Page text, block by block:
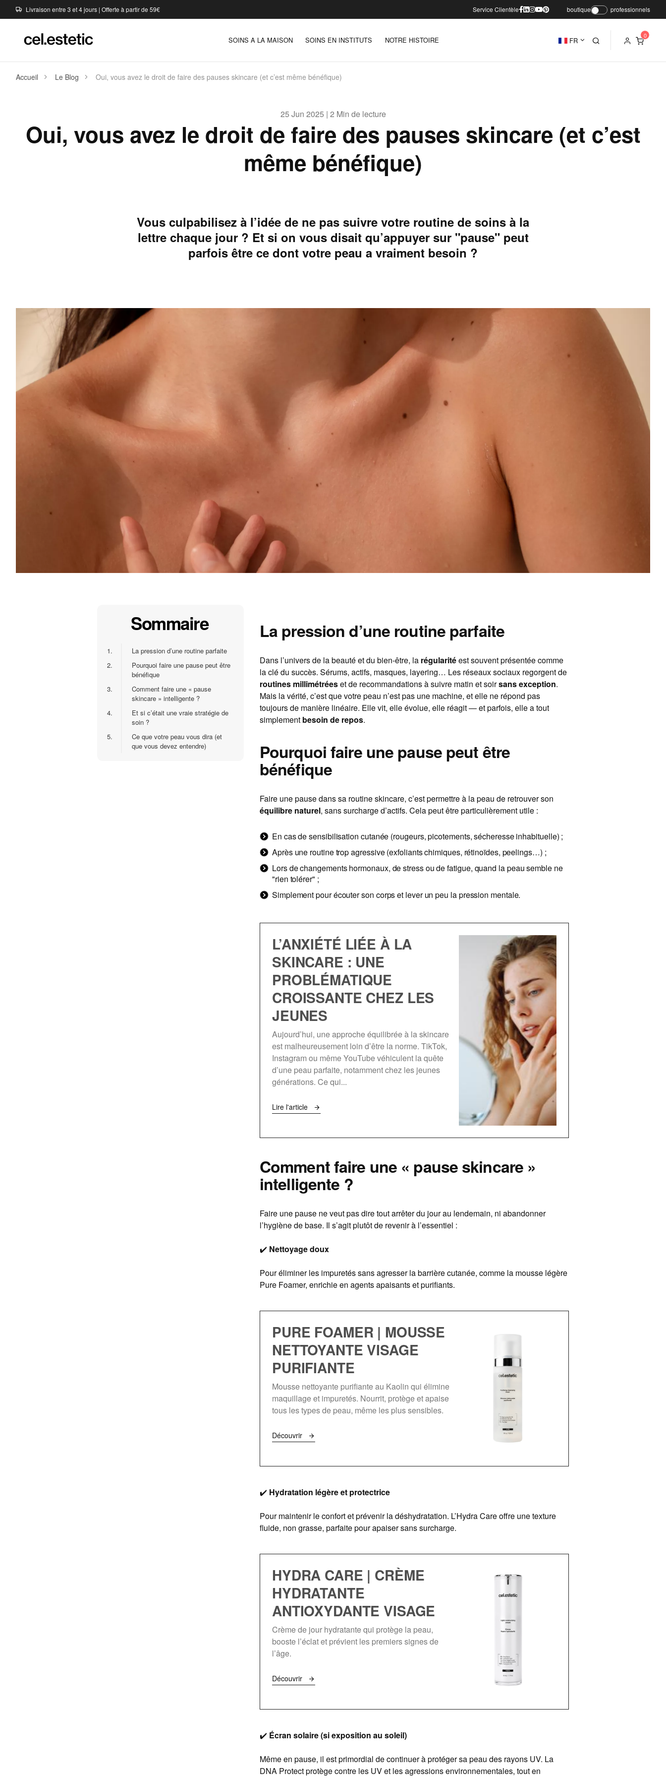
Livraison entre 3 et 4 jours | Offerte à partir de 59€ Service Clientèle boutique professionnels
SOINS A LA MAISON SOINS EN INSTITUTS NOTRE HISTOIRE FR
Accueil Le Blog Oui, vous avez le droit de faire des pauses skincare (et c’est même bénéfique)
25 Jun 2025 | 2 Min de lecture
Oui, vous avez le droit de faire des pauses skincare (et c’est
même bénéfique)
Vous culpabilisez à l’idée de ne pas suivre votre routine de soins à la
lettre chaque jour ? Et si on vous disait qu’appuyer sur "pause" peut
parfois être ce dont votre peau a vraiment besoin ?
Sommaire
1.
La pression d’une routine parfaite
2.
Pourquoi faire une pause peut être
bénéfique
3.
Comment faire une « pause
skincare » intelligente ?
4.
Et si c’était une vraie stratégie de
soin ?
5.
Ce que votre peau vous dira (et
que vous devez entendre)
La pression d’une routine parfaite
Dans l’univers de la beauté et du bien-être, la régularitéest souvent présentée comme
la clé du succès. Sérums, actifs, masques, layering… Les réseaux sociaux regorgent de
routines millimétréeset de recommandations à suivre matin et soirsans exception.
Mais la vérité, c’est que votre peau n’est pas une machine, et elle ne répond pas
toujours de manière linéaire. Elle vit, elle évolue, elle réagit — et parfois, elle a tout
simplement besoin de repos.
Pourquoi faire une pause peut être
bénéfique
Faire une pause dans sa routine skincare, c’est permettre à la peau de retrouver son
équilibre naturel, sans surcharge d’actifs. Cela peut être particulièrement utile :
En cas de sensibilisation cutanée (rougeurs, picotements, sécheresse inhabituelle) ;
Après une routine trop agressive (exfoliants chimiques, rétinoïdes, peelings…) ;
Lors de changements hormonaux, de stress ou de fatigue, quand la peau semble ne
"rien tolérer" ;
Simplement pour écouter son corps et lever un peu la pression mentale.
L’ANXIÉTÉ LIÉE À LA
SKINCARE : UNE
PROBLÉMATIQUE
CROISSANTE CHEZ LES
JEUNES
Aujourd’hui, une approche équilibrée à la skincare
est malheureusement loin d’être la norme. TikTok,
Instagram ou même YouTube véhiculent la quête
d’une peau parfaite, notamment chez les jeunes
générations. Ce qui...
Lire l'article
Comment faire une « pause skincare »
intelligente ?
Faire une pause ne veut pas dire tout arrêter du jour au lendemain, ni abandonner
l’hygiène de base. Il s’agit plutôt de revenir à l’essentiel :
✔️ Nettoyage doux
Pour éliminer les impuretés sans agresser la barrière cutanée, comme la mousse légère
Pure Foamer, enrichie en agents apaisants et purifiants.
PURE FOAMER | MOUSSE
NETTOYANTE VISAGE
PURIFIANTE
Mousse nettoyante purifiante au Kaolin qui élimine
maquillage et impuretés. Nourrit, protège et apaise
tous les types de peau, même les plus sensibles.
Découvrir
✔️ Hydratation légère et protectrice
Pour maintenir le confort et prévenir la déshydratation. L’Hydra Care offre une texture
fluide, non grasse, parfaite pour apaiser sans surcharge.
HYDRA CARE | CRÈME
HYDRATANTE
ANTIOXYDANTE VISAGE
Crème de jour hydratante qui protège la peau,
booste l’éclat et prévient les premiers signes de
l’âge.
Découvrir
✔️ Écran solaire (si exposition au soleil)
Même en pause, il est primordial de continuer à protéger sa peau des rayons UV. La
DNA Protect protège contre les UV et les agressions environnementales, tout en